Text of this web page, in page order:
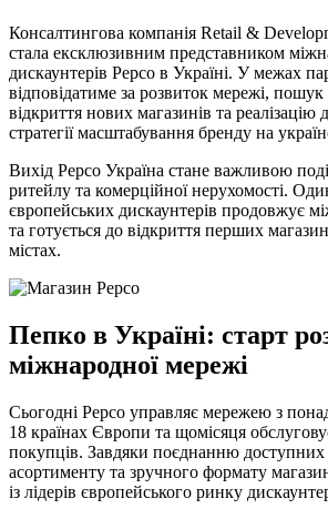
Консалтингова компанія Retail &
стала ексклюзивним представником
дискаунтерів Pepco в Україні. У межах
відповідатиме за розвиток мережі, пошук
відкриття нових магазинів та реалізацію
стратегії масштабування бренду на
Вихід Pepco Україна стане важливою
ритейлу та комерційної нерухомості.
європейських дискаунтерів продовжує
та готується до відкриття перших
містах.
Пепко в Україні: старт
міжнародної мережі
Сьогодні Pepco управляє мережею з
18 країнах Європи та щомісяця
покупців. Завдяки поєднанню
асортименту та зручного формату
із лідерів європейського ринку